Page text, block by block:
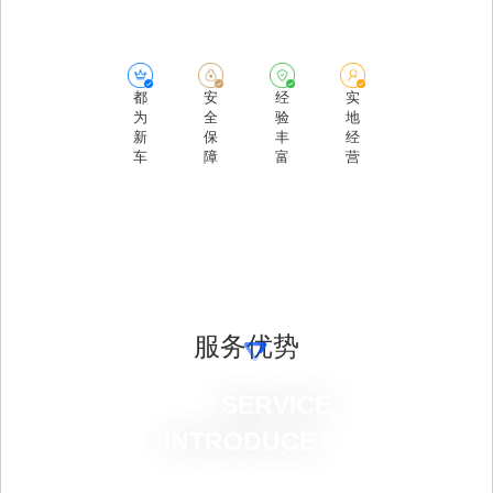
都
为
新
车
安
全
保
障
经
验
丰
富
实
地
经
营
服务优势